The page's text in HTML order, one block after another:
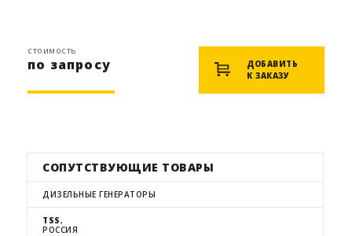
стоимость
по запросу
ДОБАВИТЬ
К ЗАКАЗУ
СОПУТСТВУЮЩИЕ ТОВАРЫ
ДИЗЕЛЬНЫЕ ГЕНЕРАТОРЫ
TSS,
РОССИЯ